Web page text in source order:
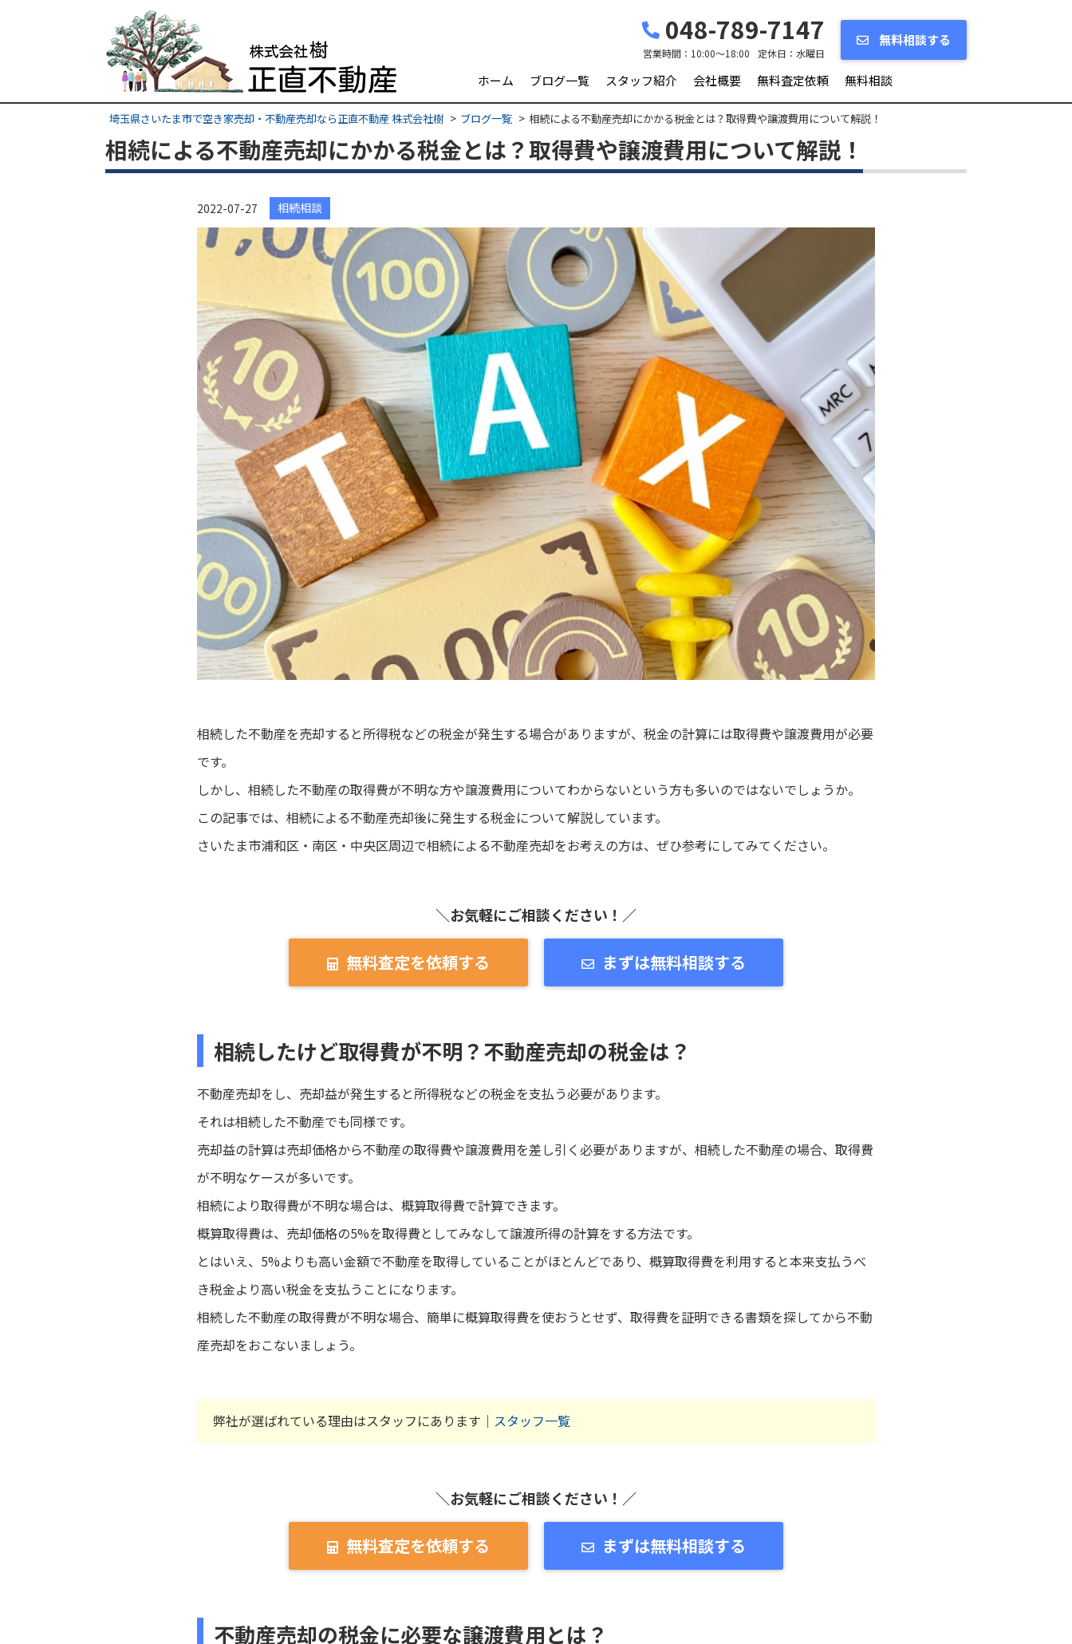
048-789-7147
営業時間： 10:00～18:00 定休日： 水曜日
無料相談する
ホーム ブログ一覧 スタッフ紹介 会社概要 無料査定依頼 無料相談
埼玉県さいたま市で空き家売却・不動産売却なら正直不動産 株式会社樹 ブログ一覧 相続による不動産売却にかかる税金とは？取得費や譲渡費用について解説！
相続による不動産売却にかかる税金とは？取得費や譲渡費用について解説！
2022-07-27 相続相談
相続した不動産を売却すると所得税などの税金が発生する場合がありますが、税金の計算には取得費や譲渡費用が必要
です。
しかし、相続した不動産の取得費が不明な方や譲渡費用についてわからないという方も多いのではないでしょうか。
この記事では、相続による不動産売却後に発生する税金について解説しています。
さいたま市浦和区・南区・中央区周辺で相続による不動産売却をお考えの方は、ぜひ参考にしてみてください。
＼お気軽にご相談ください！／
無料査定を依頼する まずは無料相談する
相続したけど取得費が不明？不動産売却の税金は？
不動産売却をし、売却益が発生すると所得税などの税金を支払う必要があります。
それは相続した不動産でも同様です。
売却益の計算は売却価格から不動産の取得費や譲渡費用を差し引く必要がありますが、相続した不動産の場合、取得費
が不明なケースが多いです。
相続により取得費が不明な場合は、概算取得費で計算できます。
概算取得費は、売却価格の5%を取得費としてみなして譲渡所得の計算をする方法です。
とはいえ、5%よりも高い金額で不動産を取得していることがほとんどであり、概算取得費を利用すると本来支払うべ
き税金より高い税金を支払うことになります。
相続した不動産の取得費が不明な場合、簡単に概算取得費を使おうとせず、取得費を証明できる書類を探してから不動
産売却をおこないましょう。
弊社が選ばれている理由はスタッフにあります｜ スタッフ一覧
＼お気軽にご相談ください！／
無料査定を依頼する まずは無料相談する
不動産売却の税金に必要な譲渡費用とは？